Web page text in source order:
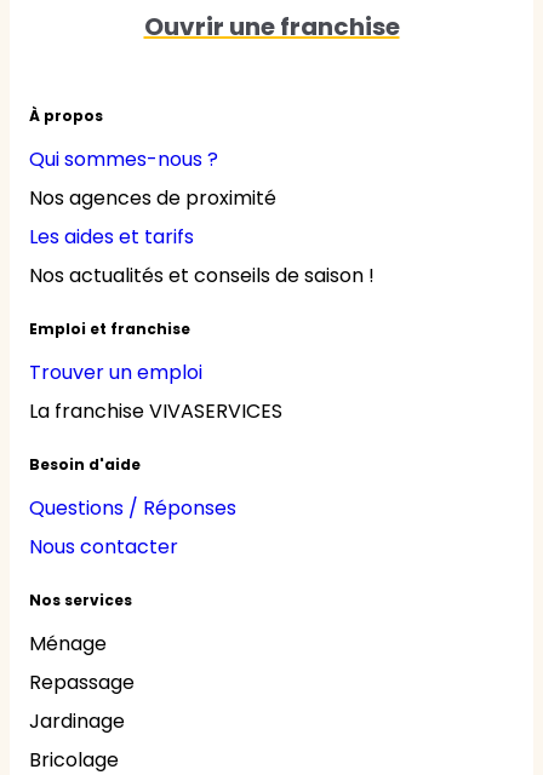
À propos
Qui sommes-nous ?
Nos agences de proximité
Les aides et tarifs
Nos actualités et conseils de saison !
Emploi et franchise
Trouver un emploi
La franchise VIVASERVICES
Besoin d'aide
Questions / Réponses
Nous contacter
Nos services
Ménage
Repassage
Jardinage
Bricolage
Ouvrir une franchise